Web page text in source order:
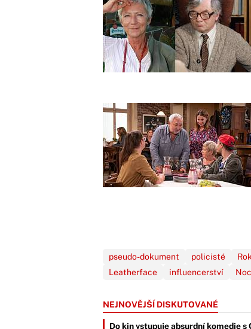
pseudo-dokument policisté
Leatherface
influencerství
NEJNOVĚJŠÍ DISKUTOVANÉ
Do kin vstupuje absurdní komedie